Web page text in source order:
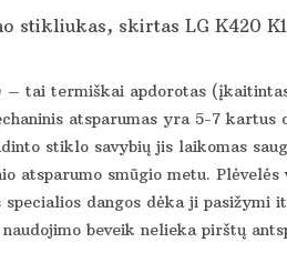
stikliukas, skirtas LG K420
– tai termiškai apdorotas
atsparumas yra 5-7 kartus
stiklo savybių jis laikomas
atsparumo smūgio metu.
specialios dangos dėka ji
beveik nelieka pirštų